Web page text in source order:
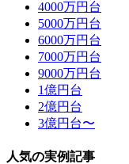
4000万円台
5000万円台
6000万円台
7000万円台
9000万円台
1億円台
2億円台
3億円台〜
人気の実例記事